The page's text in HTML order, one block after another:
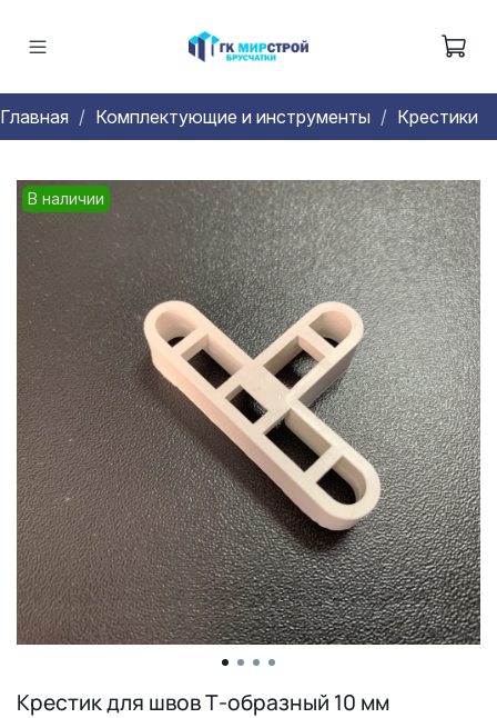
Главная Комплектующие и инструменты Крестики
В наличии
Крестик для швов Т-образный 10 мм